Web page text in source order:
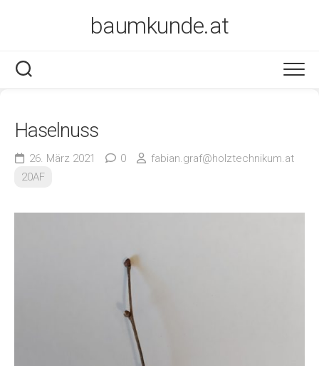
baumkunde.at
Haselnuss
26. März 2021 0
fabian.graf@holztechnikum.at
20AF